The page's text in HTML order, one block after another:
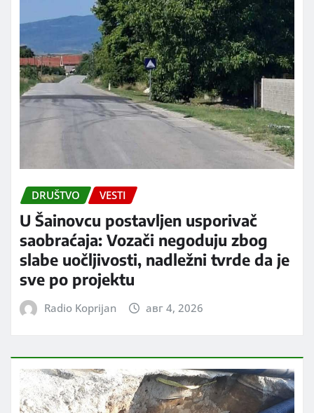
DRUŠTVO VESTI
U Šainovcu postavljen usporivač
saobraćaja: Vozači negoduju zbog
slabe uočljivosti, nadležni tvrde da je
sve po projektu
Radio Koprijan авг 4, 2026